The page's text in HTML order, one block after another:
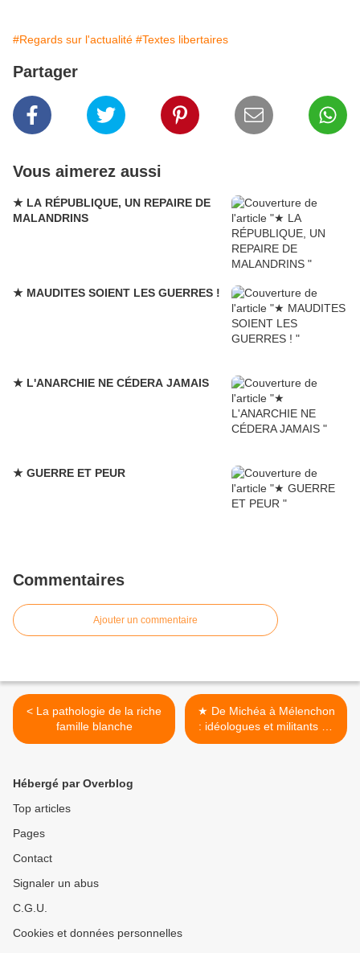
#Regards sur l'actualité #Textes libertaires
Partager
Vous aimerez aussi
★ LA RÉPUBLIQUE, UN REPAIRE DE
MALANDRINS
★ MAUDITES SOIENT LES GUERRES !
★ L'ANARCHIE NE CÉDERA JAMAIS
★ GUERRE ET PEUR
Commentaires
Ajouter un commentaire
< La pathologie de la riche
famille blanche
★ De Michéa à Mélenchon
: idéologues et militants du
social-chauvinisme >
Hébergé par Overblog
Top articles
Pages
Contact
Signaler un abus
C.G.U.
Cookies et données personnelles